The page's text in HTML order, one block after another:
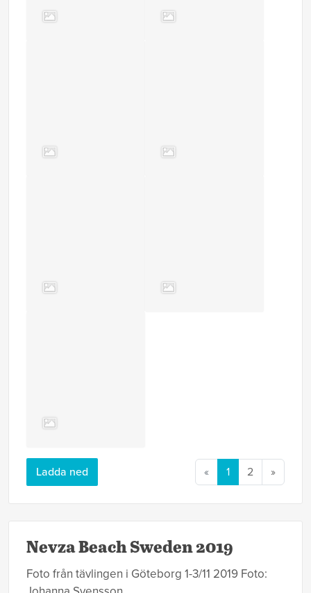
Ladda ned « 1 2 »
Nevza Beach Sweden 2019
Foto från tävlingen i Göteborg 1-3/11 2019 Foto: